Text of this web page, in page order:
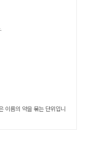
이름의 약을 묶는 단위입니